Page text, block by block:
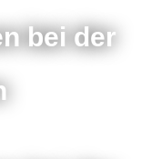
bei der